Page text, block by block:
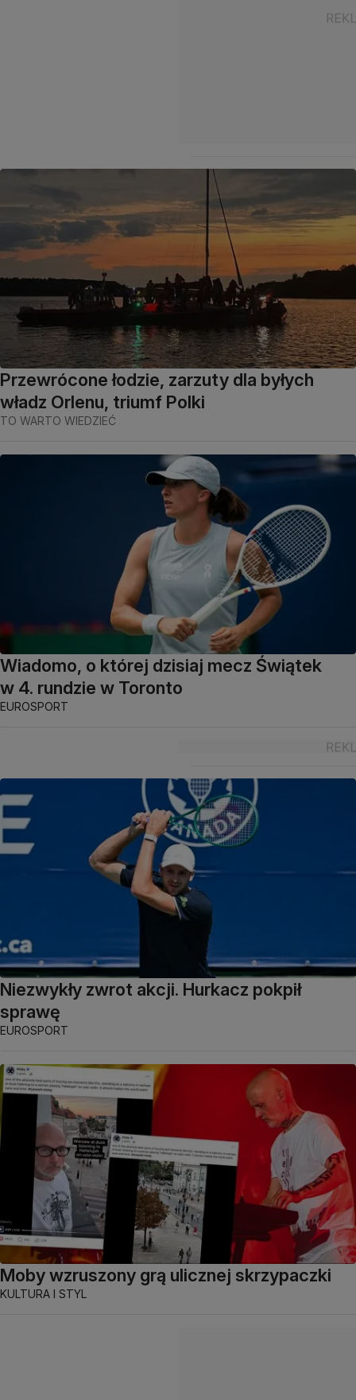
Przewrócone łodzie, zarzuty dla byłych
władz Orlenu, triumf Polki
TO WARTO WIEDZIEĆ
Wiadomo, o której dzisiaj mecz Świątek
w 4. rundzie w Toronto
EUROSPORT
Niezwykły zwrot akcji. Hurkacz pokpił
sprawę
EUROSPORT
Moby wzruszony grą ulicznej skrzypaczki
KULTURA I STYL